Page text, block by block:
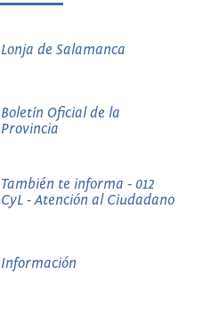
Lonja de Salamanca
Boletín Oficial de la
Provincia
También te informa - 012
CyL - Atención al Ciudadano
Información